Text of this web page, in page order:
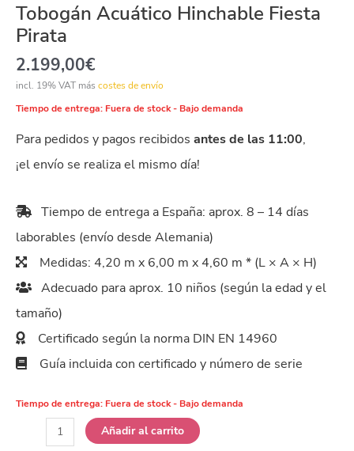
Tobogán Acuático Hinchable Fiesta
Pirata
2.199,00€
incl. 19% VAT más costes de envío
Tiempo de entrega: Fuera de stock - Bajo demanda
Para pedidos y pagos recibidos antes de las 11:00,
¡el envío se realiza el mismo día!
Tiempo de entrega a España: aprox. 8 – 14 días
laborables (envío desde Alemania)
Medidas: 4,20 m x 6,00 m x 4,60 m * (L × A × H)
Adecuado para aprox. 10 niños (según la edad y el
tamaño)
Certificado según la norma DIN EN 14960
Guía incluida con certificado y número de serie
Tiempo de entrega: Fuera de stock - Bajo demanda
Acuático
Añadir al carrito